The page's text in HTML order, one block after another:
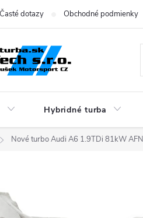
Časté dotazy Obchodné podmienky
Hybridné turba
Nové turbo Audi A6 1.9TDi 81kW